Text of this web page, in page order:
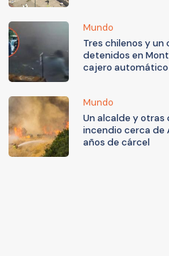
Mundo
Tres chilenos y
detenidos en
cajero automático
Mundo
Un alcalde y otras
incendio cerca de
años de cárcel